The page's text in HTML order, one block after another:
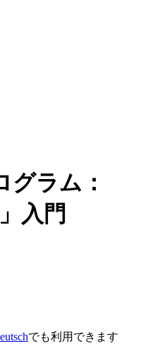
グラム：
入門
でも利用できます